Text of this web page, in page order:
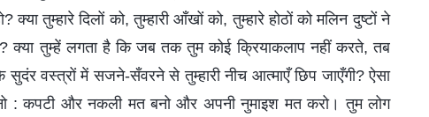
तुम्हारे दिलों को, तुम्हारी आँखों को, तुम्हारे होठों को मलिन दुष्टों ने
क्या तुम्हें लगता है कि जब तक तुम कोई क्रियाकलाप नहीं करते, तब
सुदंर वस्त्रों में सजने-सँवरने से तुम्हारी नीच आत्माएँ छिप जाएँगी? ऐसा
: कपटी और नकली मत बनो और अपनी नुमाइश मत करो। तुम लोग